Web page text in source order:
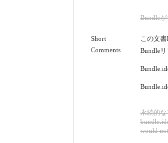
Bundle
Short この文
Comments
Bundle
永続的
would